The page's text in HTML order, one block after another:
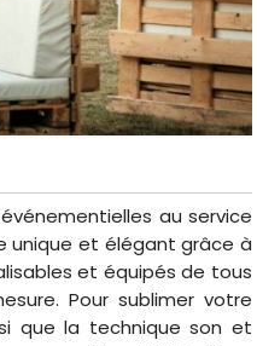
au service
unique et élégant grâce à
et équipés de tous
Pour sublimer votre
que la technique son et